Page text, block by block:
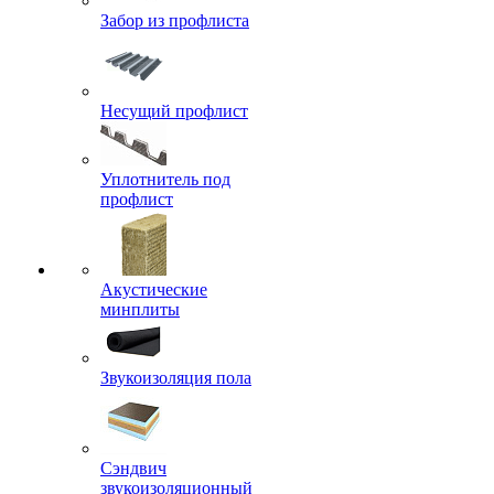
Забор из профлиста
Несущий профлист
Уплотнитель под
профлист
Акустические
минплиты
Звукоизоляция пола
Сэндвич
звукоизоляционный